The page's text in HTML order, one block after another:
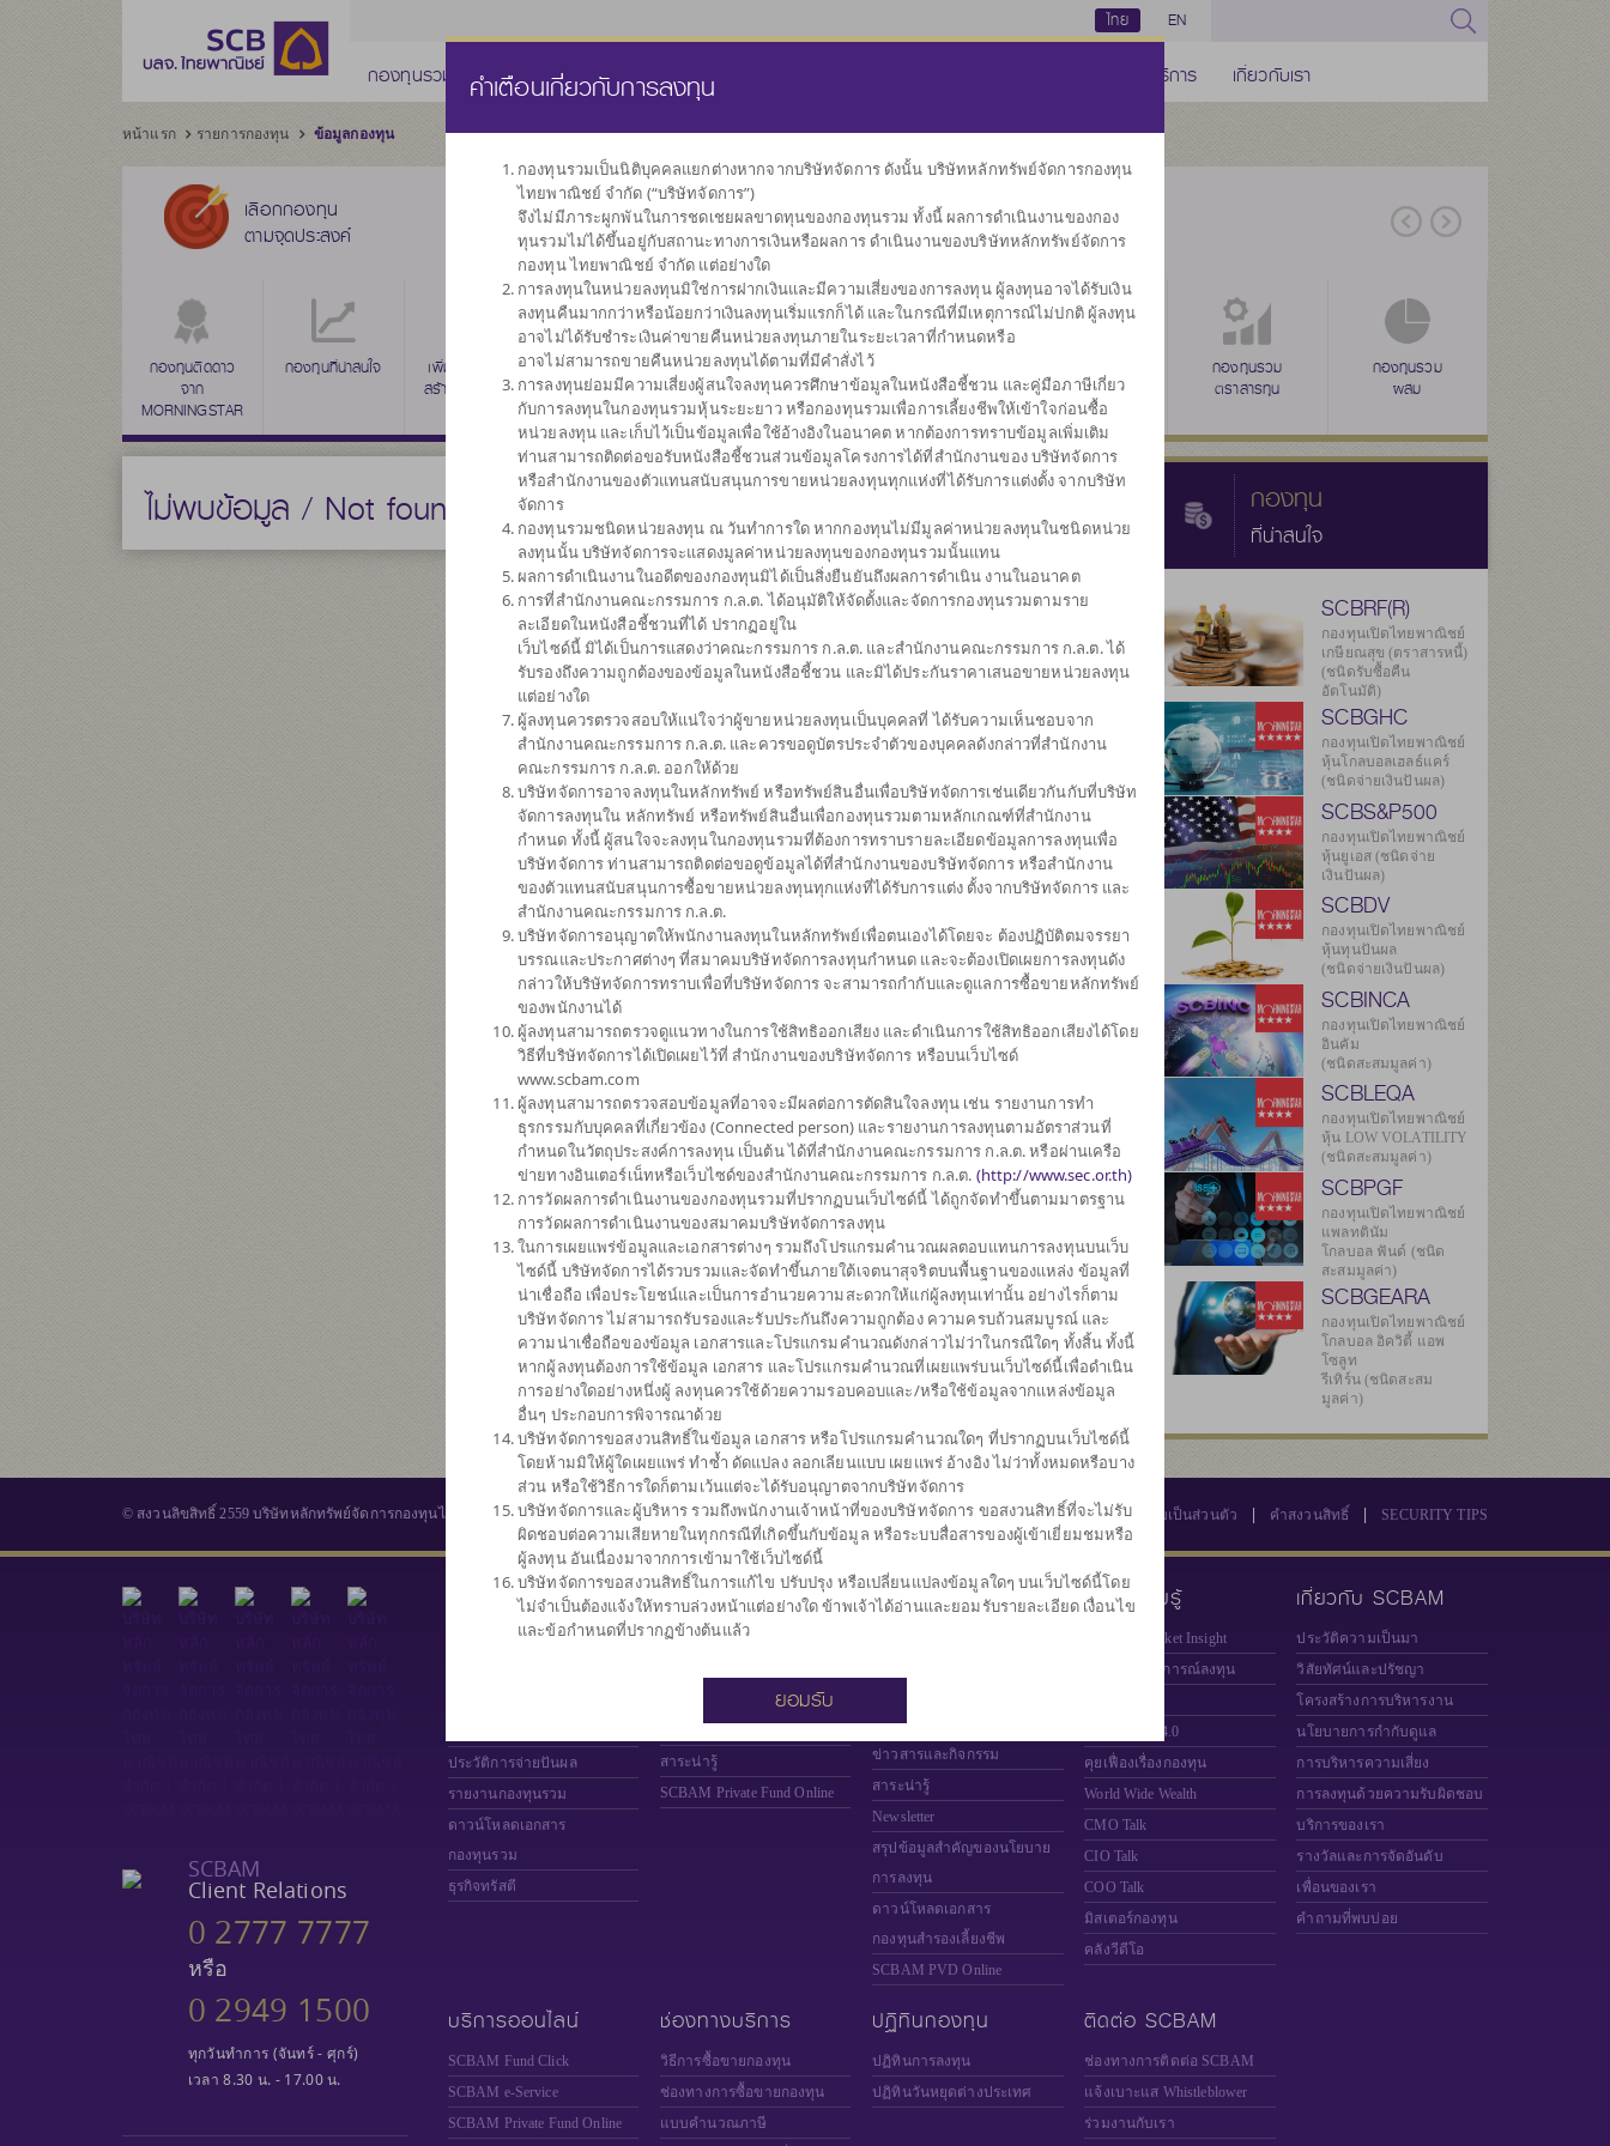
ไทย EN
กองทุนรวม กองทุนส่วนบุคคล ช่องทางบริการ เกี่ยวกับเรา
หน้าแรก รายการกองทุน ข้อมูลกองทุน
เลือกกองทุน
ตามจุดประสงค์
กองทุนติดดาว
จาก
MORNINGSTAR
กองทุนที่น่าสนใจ
เพิ่มค่าเงินลงทุน
สร้างผลตอบแทน
ผันผวนต่ำ
รักษาเงินลงทุน
กระจายการลงทุน
หลายสินทรัพย์
รับเงินปันผล
การลงทุน
ลดหย่อนภาษี
ลดหย่อนภาษี
เลือกกองทุน
ตามนโยบายการลงทุน
กองทุนรวมตลาด
เงิน
ตราสารหนี้
กองทุนรวม
ตราสารทุน
กองทุนรวม
ผสม
ไม่พบข้อมูล / Not found กองทุน
ที่น่าสนใจ
SCBRF(R)
กองทุนเปิดไทยพาณิชย์
เกษียณสุข (ตราสารหนี้)
(ชนิดรับซื้อคืน
อัตโนมัติ)
SCBGHC
กองทุนเปิดไทยพาณิชย์
หุ้นโกลบอลเฮลธ์แคร์
(ชนิดจ่ายเงินปันผล)
SCBS&P500
กองทุนเปิดไทยพาณิชย์
หุ้นยูเอส (ชนิดจ่าย
เงินปันผล)
SCBDV
กองทุนเปิดไทยพาณิชย์
หุ้นทุนปันผล
(ชนิดจ่ายเงินปันผล)
SCBINCA
กองทุนเปิดไทยพาณิชย์
อินคัม
(ชนิดสะสมมูลค่า)
SCBLEQA
กองทุนเปิดไทยพาณิชย์
หุ้น LOW VOLATILITY
(ชนิดสะสมมูลค่า)
SCBPGF
กองทุนเปิดไทยพาณิชย์
แพลทตินัม
โกลบอล ฟันด์ (ชนิด
สะสมมูลค่า)
SCBGEARA
กองทุนเปิดไทยพาณิชย์
โกลบอล อิควิตี้ แอพ
โซลูท
รีเทิร์น (ชนิดสะสม
มูลค่า)
คำเตือนเกี่ยวกับการลงทุน
กองทุนรวมเป็นนิติบุคคลแยกต่างหากจากบริษัทจัดการ ดังนั้น บริษัทหลักทรัพย์จัดการกองทุน
ไทยพาณิชย์ จำกัด (“บริษัทจัดการ”)
จึงไม่มีภาระผูกพันในการชดเชยผลขาดทุนของกองทุนรวม ทั้งนี้ ผลการดำเนินงานของกอง
ทุนรวมไม่ได้ขึ้นอยู่กับสถานะทางการเงินหรือผลการ ดำเนินงานของบริษัทหลักทรัพย์จัดการ
กองทุน ไทยพาณิชย์ จำกัด แต่อย่างใด
การลงทุนในหน่วยลงทุนมิใช่การฝากเงินและมีความเสี่ยงของการลงทุน ผู้ลงทุนอาจได้รับเงิน
ลงทุนคืนมากกว่าหรือน้อยกว่าเงินลงทุนเริ่มแรกก็ได้ และในกรณีที่มีเหตุการณ์ไม่ปกติ ผู้ลงทุน
อาจไม่ได้รับชำระเงินค่าขายคืนหน่วยลงทุนภายในระยะเวลาที่กำหนดหรือ
อาจไม่สามารถขายคืนหน่วยลงทุนได้ตามที่มีคำสั่งไว้
การลงทุนย่อมมีความเสี่ยงผู้สนใจลงทุนควรศึกษาข้อมูลในหนังสือชี้ชวน และคู่มือภาษีเกี่ยว
กับการลงทุนในกองทุนรวมหุ้นระยะยาว หรือกองทุนรวมเพื่อการเลี้ยงชีพให้เข้าใจก่อนซื้อ
หน่วยลงทุน และเก็บไว้เป็นข้อมูลเพื่อใช้อ้างอิงในอนาคต หากต้องการทราบข้อมูลเพิ่มเติม
ท่านสามารถติดต่อขอรับหนังสือชี้ชวนส่วนข้อมูลโครงการได้ที่สำนักงานของ บริษัทจัดการ
หรือสำนักงานของตัวแทนสนับสนุนการขายหน่วยลงทุนทุกแห่งที่ได้รับการแต่งตั้ง จากบริษัท
จัดการ
กองทุนรวมชนิดหน่วยลงทุน ณ วันทำการใด หากกองทุนไม่มีมูลค่าหน่วยลงทุนในชนิดหน่วย
ลงทุนนั้น บริษัทจัดการจะแสดงมูลค่าหน่วยลงทุนของกองทุนรวมนั้นแทน
ผลการดำเนินงานในอดีตของกองทุนมิได้เป็นสิ่งยืนยันถึงผลการดำเนิน งานในอนาคต
การที่สำนักงานคณะกรรมการ ก.ล.ต. ได้อนุมัติให้จัดตั้งและจัดการกองทุนรวมตามราย
ละเอียดในหนังสือชี้ชวนที่ได้ ปรากฏอยู่ใน
เว็บไซด์นี้ มิได้เป็นการแสดงว่าคณะกรรมการ ก.ล.ต. และสำนักงานคณะกรรมการ ก.ล.ต. ได้
รับรองถึงความถูกต้องของข้อมูลในหนังสือชี้ชวน และมิได้ประกันราคาเสนอขายหน่วยลงทุน
แต่อย่างใด
ผู้ลงทุนควรตรวจสอบให้แน่ใจว่าผู้ขายหน่วยลงทุนเป็นบุคคลที่ ได้รับความเห็นชอบจาก
สำนักงานคณะกรรมการ ก.ล.ต. และควรขอดูบัตรประจำตัวของบุคคลดังกล่าวที่สำนักงาน
คณะกรรมการ ก.ล.ต. ออกให้ด้วย
บริษัทจัดการอาจลงทุนในหลักทรัพย์ หรือทรัพย์สินอื่นเพื่อบริษัทจัดการเช่นเดียวกันกับที่บริษัท
จัดการลงทุนใน หลักทรัพย์ หรือทรัพย์สินอื่นเพื่อกองทุนรวมตามหลักเกณฑ์ที่สำนักงาน
กำหนด ทั้งนี้ ผู้สนใจจะลงทุนในกองทุนรวมที่ต้องการทราบรายละเอียดข้อมูลการลงทุนเพื่อ
บริษัทจัดการ ท่านสามารถติดต่อขอดูข้อมูลได้ที่สำนักงานของบริษัทจัดการ หรือสำนักงาน
ของตัวแทนสนับสนุนการซื้อขายหน่วยลงทุนทุกแห่งที่ได้รับการแต่ง ตั้งจากบริษัทจัดการ และ
สำนักงานคณะกรรมการ ก.ล.ต.
บริษัทจัดการอนุญาตให้พนักงานลงทุนในหลักทรัพย์เพื่อตนเองได้โดยจะ ต้องปฏิบัติตมจรรยา
บรรณและประกาศต่างๆ ที่สมาคมบริษัทจัดการลงทุนกำหนด และจะต้องเปิดเผยการลงทุนดัง
กล่าวให้บริษัทจัดการทราบเพื่อที่บริษัทจัดการ จะสามารถกำกับและดูแลการซื้อขายหลักทรัพย์
ของพนักงานได้
ผู้ลงทุนสามารถตรวจดูแนวทางในการใช้สิทธิออกเสียง และดำเนินการใช้สิทธิออกเสียงได้โดย
วิธีที่บริษัทจัดการได้เปิดเผยไว้ที่ สำนักงานของบริษัทจัดการ หรือบนเว็บไซด์
www.scbam.com
ผู้ลงทุนสามารถตรวจสอบข้อมูลที่อาจจะมีผลต่อการตัดสินใจลงทุน เช่น รายงานการทำ
ธุรกรรมกับบุคคลที่เกี่ยวข้อง (Connected person) และรายงานการลงทุนตามอัตราส่วนที่
กำหนดในวัตถุประสงค์การลงทุน เป็นต้น ได้ที่สำนักงานคณะกรรมการ ก.ล.ต. หรือผ่านเครือ
ข่ายทางอินเตอร์เน็ทหรือเว็บไซด์ของสำนักงานคณะกรรมการ ก.ล.ต. (http://www.sec.or.th)
การวัดผลการดำเนินงานของกองทุนรวมที่ปรากฏบนเว็บไซด์นี้ ได้ถูกจัดทำขึ้นตามมาตรฐาน
การวัดผลการดำเนินงานของสมาคมบริษัทจัดการลงทุน
ในการเผยแพร่ข้อมูลและเอกสารต่างๆ รวมถึงโปรแกรมคำนวณผลตอบแทนการลงทุนบนเว็บ
ไซด์นี้ บริษัทจัดการได้รวบรวมและจัดทำขึ้นภายใต้เจตนาสุจริตบนพื้นฐานของแหล่ง ข้อมูลที่
น่าเชื่อถือ เพื่อประโยชน์และเป็นการอำนวยความสะดวกให้แก่ผู้ลงทุนเท่านั้น อย่างไรก็ตาม
บริษัทจัดการ ไม่สามารถรับรองและรับประกันถึงความถูกต้อง ความครบถ้วนสมบูรณ์ และ
ความน่าเชื่อถือของข้อมูล เอกสารและโปรแกรมคำนวณดังกล่าวไม่ว่าในกรณีใดๆ ทั้งสิ้น ทั้งนี้
หากผู้ลงทุนต้องการใช้ข้อมูล เอกสาร และโปรแกรมคำนวณที่เผยแพร่บนเว็บไซด์นี้เพื่อดำเนิน
การอย่างใดอย่างหนึ่งผู้ ลงทุนควรใช้ด้วยความรอบคอบและ/หรือใช้ข้อมูลจากแหล่งข้อมูล
อื่นๆ ประกอบการพิจารณาด้วย
บริษัทจัดการขอสงวนสิทธิ์ในข้อมูล เอกสาร หรือโปรแกรมคำนวณใดๆ ที่ปรากฏบนเว็บไซด์นี้
โดยห้ามมิให้ผู้ใดเผยแพร่ ทำซ้ำ ดัดแปลง ลอกเลียนแบบ เผยแพร่ อ้างอิง ไม่ว่าทั้งหมดหรือบาง
ส่วน หรือใช้วิธีการใดก็ตามเว้นแต่จะได้รับอนุญาตจากบริษัทจัดการ
บริษัทจัดการและผู้บริหาร รวมถึงพนักงานเจ้าหน้าที่ของบริษัทจัดการ ขอสงวนสิทธิ์ที่จะไม่รับ
ผิดชอบต่อความเสียหายในทุกกรณีที่เกิดขึ้นกับข้อมูล หรือระบบสื่อสารของผู้เข้าเยี่ยมชมหรือ
ผู้ลงทุน อันเนื่องมาจากการเข้ามาใช้เว็บไซด์นี้
บริษัทจัดการขอสงวนสิทธิ์ในการแก้ไข ปรับปรุง หรือเปลี่ยนแปลงข้อมูลใดๆ บนเว็บไซด์นี้โดย
ไม่จำเป็นต้องแจ้งให้ทราบล่วงหน้าแต่อย่างใด ข้าพเจ้าได้อ่านและยอมรับรายละเอียด เงื่อนไข
และข้อกำหนดที่ปรากฏข้างต้นแล้ว
ยอมรับ
© สงวนลิขสิทธิ์ 2559 บริษัทหลักทรัพย์จัดการกองทุนไทยพาณิชย์ จำกัด นโยบายความเป็นส่วนตัว | คำสงวนสิทธิ์ | SECURITY TIPS
SCBAM
Client Relations
0 2777 7777
หรือ
0 2949 1500
ทุกวันทำการ (จันทร์ - ศุกร์)
เวลา 8.30 น. - 17.00 น.
กองทุนรวม
เลือกกองทุน
ประวัติการจ่ายปันผล
รายงานกองทุนรวม
ดาวน์โหลดเอกสาร
กองทุนรวม
ธุรกิจทรัสตี
กองทุนส่วนบุคคล
เกี่ยวกับกองทุนส่วนบุคคล
สาระน่ารู้
SCBAM Private Fund Online
กองทุนสำรอง
เลี้ยงชีพ
โดย บลจ.ไทยพาณิชย์
ข่าวสารและกิจกรรม
สาระน่ารู้
Newsletter
สรุปข้อมูลสำคัญของนโยบาย
การลงทุน
ดาวน์โหลดเอกสาร
กองทุนสำรองเลี้ยงชีพ
SCBAM PVD Online
คลังความรู้
SCBAM Market Insight
อัพเดทสถานการณ์ลงทุน
Money DIY 4.0
คุยเฟื่องเรื่องกองทุน
World Wide Wealth
CMO Talk
CIO Talk
COO Talk
มิสเตอร์กองทุน
คลังวีดีโอ
เกี่ยวกับ SCBAM
ประวัติความเป็นมา
วิสัยทัศน์และปรัชญา
โครงสร้างการบริหารงาน
นโยบายการกำกับดูแล
การบริหารความเสี่ยง
การลงทุนด้วยความรับผิดชอบ
บริการของเรา
รางวัลและการจัดอันดับ
เพื่อนของเรา
คำถามที่พบบ่อย
บริการออนไลน์
SCBAM Fund Click
SCBAM e-Service
SCBAM Private Fund Online
ช่องทางบริการ
วิธีการซื้อขายกองทุน
ช่องทางการซื้อขายกองทุน
แบบคำนวณภาษี
ปฏิทินกองทุน
ปฏิทินการลงทุน
ปฏิทินวันหยุดต่างประเทศ
ติดต่อ SCBAM
ช่องทางการติดต่อ SCBAM
แจ้งเบาะแส Whistleblower
ร่วมงานกับเรา